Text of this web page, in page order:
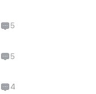
5
5
4